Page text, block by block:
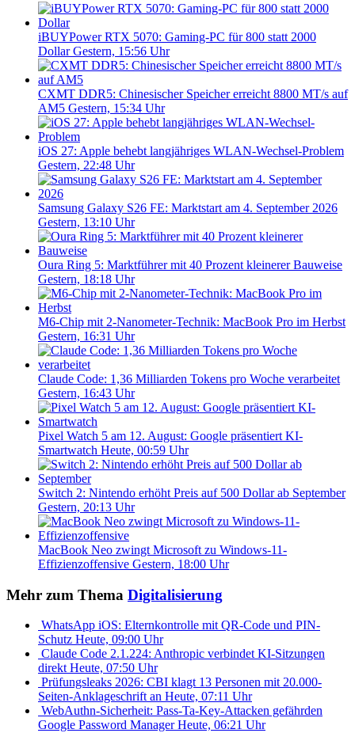
iBUYPower RTX 5070: Gaming-PC für 800 statt 2000
Dollar Gestern, 15:56 Uhr
CXMT DDR5: Chinesischer Speicher erreicht 8800 MT/s auf
AM5 Gestern, 15:34 Uhr
iOS 27: Apple behebt langjähriges WLAN-Wechsel-Problem
Gestern, 22:48 Uhr
Samsung Galaxy S26 FE: Marktstart am 4. September 2026
Gestern, 13:10 Uhr
Oura Ring 5: Marktführer mit 40 Prozent kleinerer Bauweise
Gestern, 18:18 Uhr
M6-Chip mit 2-Nanometer-Technik: MacBook Pro im Herbst
Gestern, 16:31 Uhr
Claude Code: 1,36 Milliarden Tokens pro Woche verarbeitet
Gestern, 16:43 Uhr
Pixel Watch 5 am 12. August: Google präsentiert KI-
Smartwatch Heute, 00:59 Uhr
Switch 2: Nintendo erhöht Preis auf 500 Dollar ab September
Gestern, 20:13 Uhr
MacBook Neo zwingt Microsoft zu Windows-11-
Effizienzoffensive Gestern, 18:00 Uhr
Mehr zum Thema Digitalisierung
WhatsApp iOS: Elternkontrolle mit QR-Code und PIN-
Schutz Heute, 09:00 Uhr
Claude Code 2.1.224: Anthropic verbindet KI-Sitzungen
direkt Heute, 07:50 Uhr
Prüfungsleaks 2026: CBI klagt 13 Personen mit 20.000-
Seiten-Anklageschrift an Heute, 07:11 Uhr
WebAuthn-Sicherheit: Pass-Ta-Key-Attacken gefährden
Google Password Manager Heute, 06:21 Uhr